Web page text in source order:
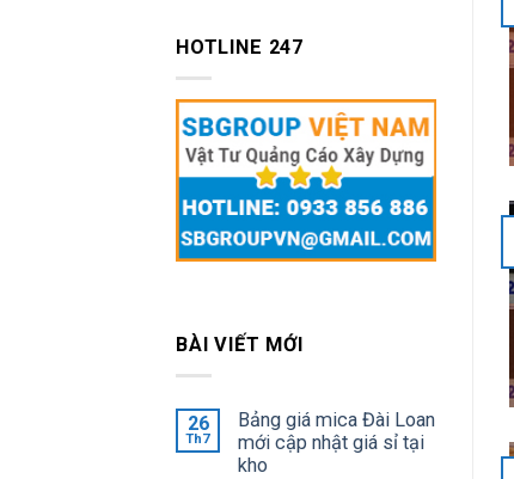
HOTLINE 247
BÀI VIẾT MỚI
26
Th7
Bảng giá mica Đài Loan
mới cập nhật giá sỉ tại
kho